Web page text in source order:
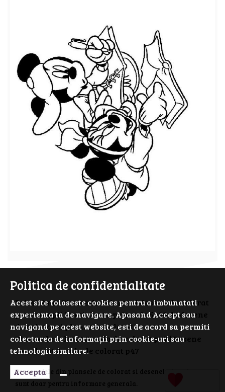
PrimiiAni - Planse de colorat si desene de colorat
pentru copii isteti. Cauta prin cele 5000 de desene
de colorat si planse de colorat.
Planse de colorat Scoala de colorat p47 | Desene
de colorat Scoala de colorat p47
Personajele din plansele de colorat si desenele de colorat
sunt doar pentru informare generala.
Politica de confidentialitate
Acest site foloseste cookies pentru a imbunatati
experienta ta de navigare. Apasand Accept sau
navigand pe acest website, esti de acord sa permiti
colectarea de informații prin cookie-uri sau
tehnologii similare.
Accepta